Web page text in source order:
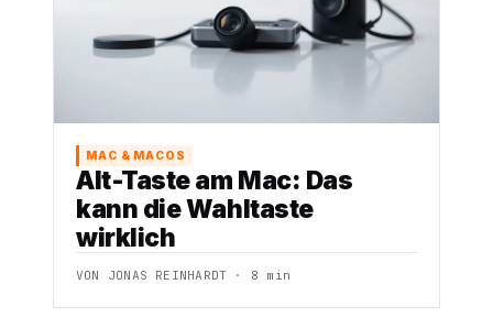
MAC & MACOS
Alt-Taste am Mac: Das
kann die Wahltaste
wirklich
VON JONAS REINHARDT · 8 min